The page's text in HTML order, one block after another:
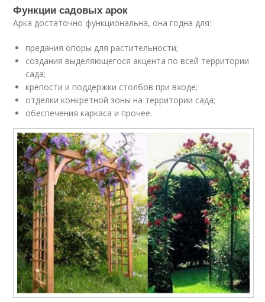
Функции садовых арок
Арка достаточно функциональна, она годна для:
предания опоры для растительности;
создания выделяющегося акцента по всей территории
сада;
крепости и поддержки столбов при входе;
отделки конкретной зоны на территории сада;
обеспечения каркаса и прочее.